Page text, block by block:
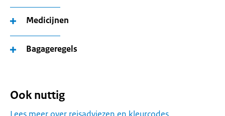
Medicijnen
Bagageregels
Ook nuttig